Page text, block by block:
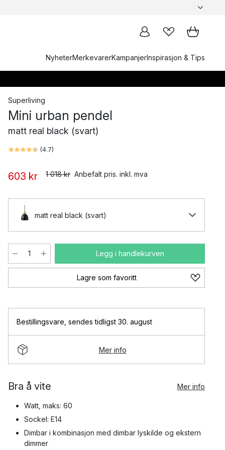
NyheterMerkevarerKampanjerInspirasjon & Tips
Superliving
Mini urban pendel
matt real black (svart)
(4.7)
603 kr 1 018 kr Anbefalt pris. inkl. mva
matt real black (svart)
Legg i handlekurven
Lagre som favoritt
Bestillingsvare sendes tidligst 30. august
Mer info
Bra å vite Mer info
Watt, maks: 60
Sockel: E14
Dimbar i kombinasjon med dimbar lyskilde og ekstern
dimmer